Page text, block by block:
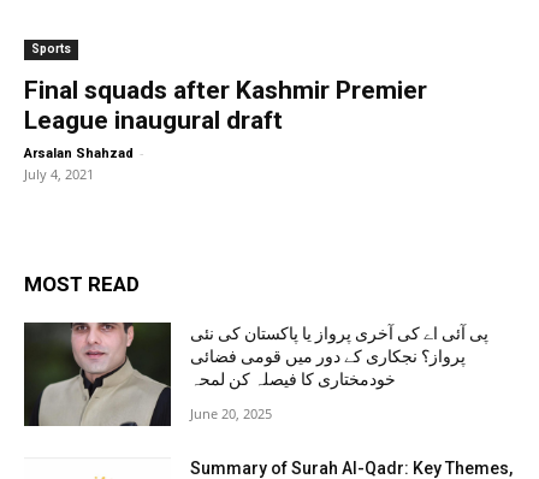
Sports
Final squads after Kashmir Premier
League inaugural draft
Arsalan Shahzad -
July 4, 2021
MOST READ
پی آئی اے کی آخری پرواز یا پاکستان کی نئی
پرواز؟ نجکاری کے دور میں قومی فضائی
خودمختاری کا فیصلہ کن لمحہ
June 20, 2025
Summary of Surah Al-Qadr: Key Themes,